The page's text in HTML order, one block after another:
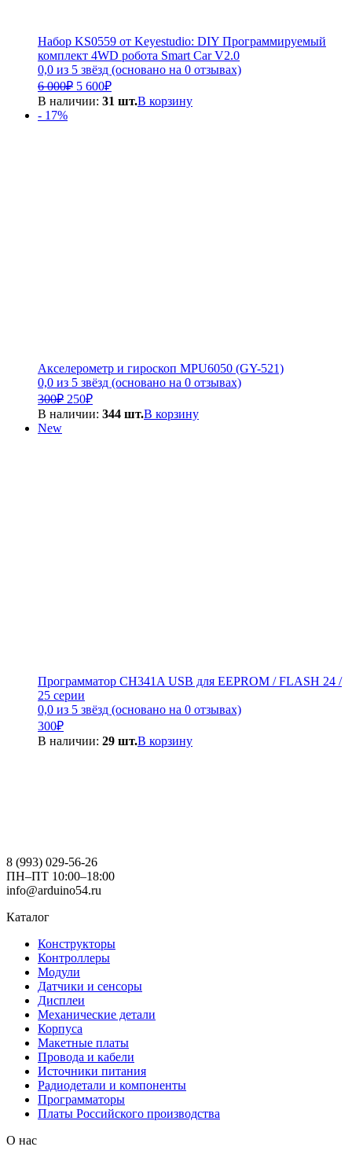
Набор KS0559 от Keyestudio: DIY Программируемый
комплект 4WD робота Smart Car V2.0
0,0 из 5 звёзд (основано на 0 отзывах)
6 000₽ Первоначальная
цена
5 600₽Текущая
цена:
В наличии: 31 шт.В корзину
- 17%
Акселерометр и гироскоп MPU6050 (GY-521)
0,0 из 5 звёзд (основано на 0 отзывах)
300₽ Первоначальная
цена
250₽Текущая
цена:
В наличии: 344 шт.В корзину
New
Программатор CH341A USB для EEPROM / FLASH 24 /
25 серии
0,0 из 5 звёзд (основано на 0 отзывах)
300₽
В наличии: 29 шт.В корзину
8 (993) 029-56-26
ПН–ПТ 10:00–18:00
info@arduino54.ru
Каталог
Конструкторы
Контроллеры
Модули
Датчики и сенсоры
Дисплеи
Механические детали
Корпуса
Макетные платы
Провода и кабели
Источники питания
Радиодетали и компоненты
Программаторы
Платы Российского производства
О нас